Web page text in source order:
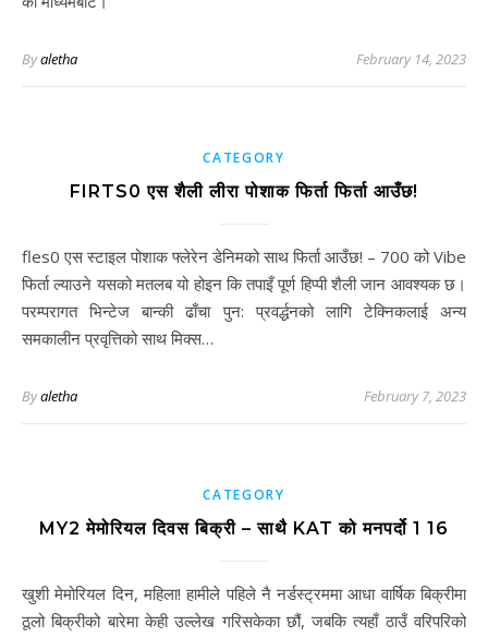
Byaletha February 14, 2023
CATEGORY
FIRTS0 एस शैली लीरा पोशाक फिर्ता फिर्ता आउँछ!
fles0 एस स्टाइल पोशाक फ्लेरेन डेनिमको साथ फिर्ता आउँछ! – 700 को Vibe
फिर्ता ल्याउने यसको मतलब यो होइन कि तपाइँ पूर्ण हिप्पी शैली जान आवश्यक छ।
परम्परागत भिन्टेज बान्की ढाँचा पुन: प्रवर्द्धनको लागि टेक्निकलाई अन्य
समकालीन प्रवृत्तिको साथ मिक्स…
Byaletha February 7, 2023
CATEGORY
MY2 मेमोरियल दिवस बिक्री – साथै KAT को मनपर्दो 1 16
खुशी मेमोरियल दिन, महिला! हामीले पहिले नै नर्डस्ट्रममा आधा वार्षिक बिक्रीमा
ठूलो बिक्रीको बारेमा केही उल्लेख गरिसकेका छौं, जबकि त्यहाँ ठाउँ वरिपरिको